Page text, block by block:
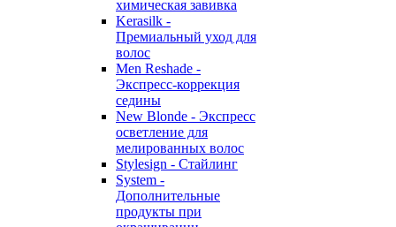
химическая завивка
Kerasilk -
Премиальный уход для
волос
Men Reshade -
Экспресс-коррекция
седины
New Blonde - Экспресс
осветление для
мелированных волос
Stylesign - Стайлинг
System -
Дополнительные
продукты при